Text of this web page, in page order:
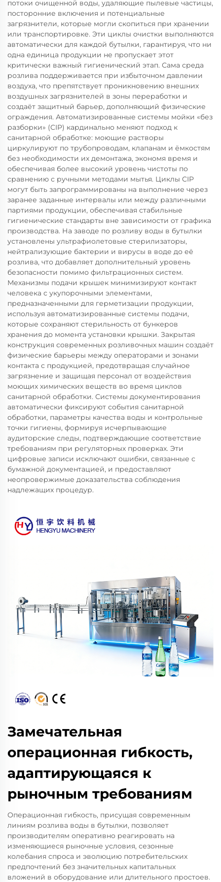
потоки очищенной воды, удаляющие пылевые частицы,
посторонние включения и потенциальные
загрязнители, которые могли скопиться при хранении
или транспортировке. Эти циклы очистки выполняются
автоматически для каждой бутылки, гарантируя, что ни
одна единица продукции не пропускает этот
критически важный гигиенический этап. Сама среда
розлива поддерживается при избыточном давлении
воздуха, что препятствует проникновению внешних
воздушных загрязнителей в зоны переработки и
создаёт защитный барьер, дополняющий физические
ограждения. Автоматизированные системы мойки «без
разборки» (CIP) кардинально меняют подход к
санитарной обработке: моющие растворы
циркулируют по трубопроводам, клапанам и ёмкостям
без необходимости их демонтажа, экономя время и
обеспечивая более высокий уровень чистоты по
сравнению с ручными методами мытья. Циклы CIP
могут быть запрограммированы на выполнение через
заранее заданные интервалы или между различными
партиями продукции, обеспечивая стабильные
гигиенические стандарты вне зависимости от графика
производства. На заводе по розливу воды в бутылки
установлены ультрафиолетовые стерилизаторы,
нейтрализующие бактерии и вирусы в воде до её
розлива, что добавляет дополнительный уровень
безопасности помимо фильтрационных систем.
Механизмы подачи крышек минимизируют контакт
человека с укупорочными элементами,
предназначенными для герметизации продукции,
используя автоматизированные системы подачи,
которые сохраняют стерильность от бункеров
хранения до момента установки крышки. Закрытая
конструкция современных розливочных машин создаёт
физические барьеры между операторами и зонами
контакта с продукцией, предотвращая случайное
загрязнение и защищая персонал от воздействия
моющих химических веществ во время циклов
санитарной обработки. Системы документирования
автоматически фиксируют события санитарной
обработки, параметры качества воды и контрольные
точки гигиены, формируя исчерпывающие
аудиторские следы, подтверждающие соответствие
требованиям при регуляторных проверках. Эти
цифровые записи исключают ошибки, связанные с
бумажной документацией, и предоставляют
неопровержимые доказательства соблюдения
надлежащих процедур.
Замечательная
операционная гибкость,
адаптирующаяся к
рыночным требованиям
Операционная гибкость, присущая современным
линиям розлива воды в бутылки, позволяет
производителям оперативно реагировать на
изменяющиеся рыночные условия, сезонные
колебания спроса и эволюцию потребительских
предпочтений без значительных капитальных
вложений в оборудование или длительного простоев.